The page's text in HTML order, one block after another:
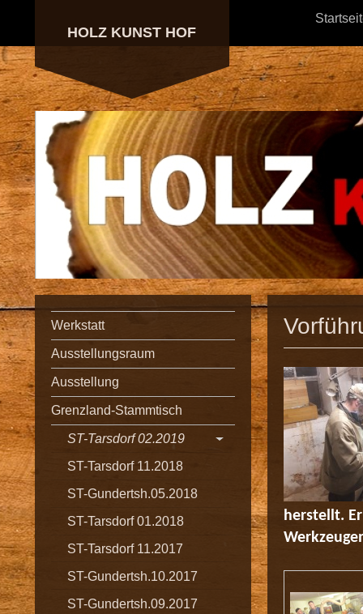
HOLZ KUNST HOF
herstellt.
Werkstatt
Ausstellungsraum
Ausstellung
Grenzland-Stammtisch
ST-Tarsdorf 02.2019
ST-Tarsdorf 11.2018
ST-Gundertsh.05.2018
ST-Tarsdorf 01.2018
ST-Tarsdorf 11.2017
ST-Gundertsh.10.2017
ST-Gundertsh.09.2017